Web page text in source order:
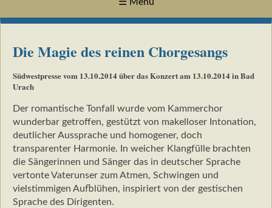
☰ Menü
Die Magie des reinen Chorgesangs
Südwestpresse vom 13.10.2014 über das Konzert am 13.10.2014 in Bad
Urach
Der romantische Tonfall wurde vom Kammerchor
wunderbar getroffen, gestützt von makelloser Intonation,
deutlicher Aussprache und homogener, doch
transparenter Harmonie. In weicher Klangfülle brachten
die Sängerinnen und Sänger das in deutscher Sprache
vertonte Vaterunser zum Atmen, Schwingen und
vielstimmigen Aufblühen, inspiriert von der gestischen
Sprache des Dirigenten.